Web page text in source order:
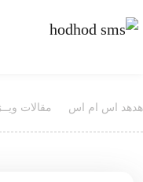
هدهد اس ام اس مقالات